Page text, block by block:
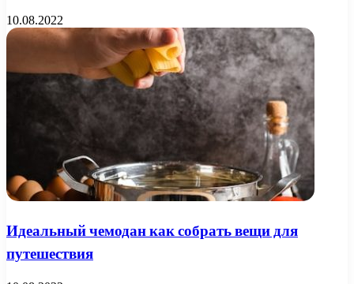
10.08.2022
Идеальный чемодан как собрать вещи для
путешествия